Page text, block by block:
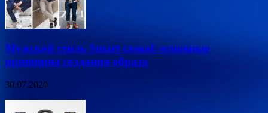
Мужской стиль Smart casual: основные
принципы создания образа
30.07.2020